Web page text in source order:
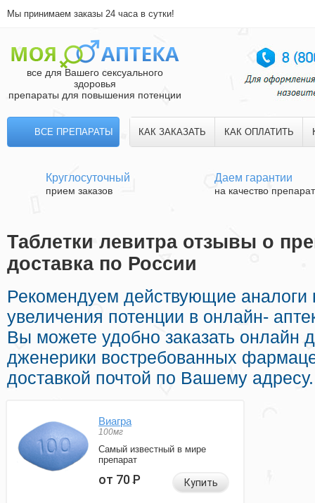
Мы принимаем заказы 24 часа в сутки!
все для Вашего сексуального
здоровья
препараты для повышения потенции
ВСЕ ПРЕПАРАТЫ КАК ЗАКАЗАТЬ КАК ОПЛАТИТЬ
Круглосуточный
прием заказов
Даем гарантии
на качество
Таблетки левитра отзывы о
доставка по России
Рекомендуем действующие аналоги
увеличения потенции в онлайн-
Вы можете удобно заказать онлайн
дженерики востребованных
доставкой почтой по Вашему адресу.
Виагра
100мг
Самый известный в мире
препарат
от 70Р Купить